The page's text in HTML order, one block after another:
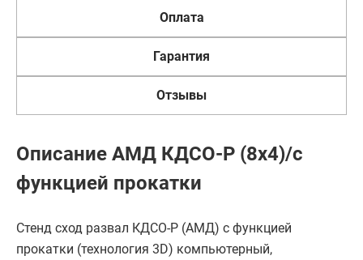
Оплата
Гарантия
Отзывы
Описание АМД КДСО-Р (8х4)/с
функцией прокатки
Стенд сход развал КДСО-Р (АМД) с функцией
прокатки (технология 3D) компьютерный,